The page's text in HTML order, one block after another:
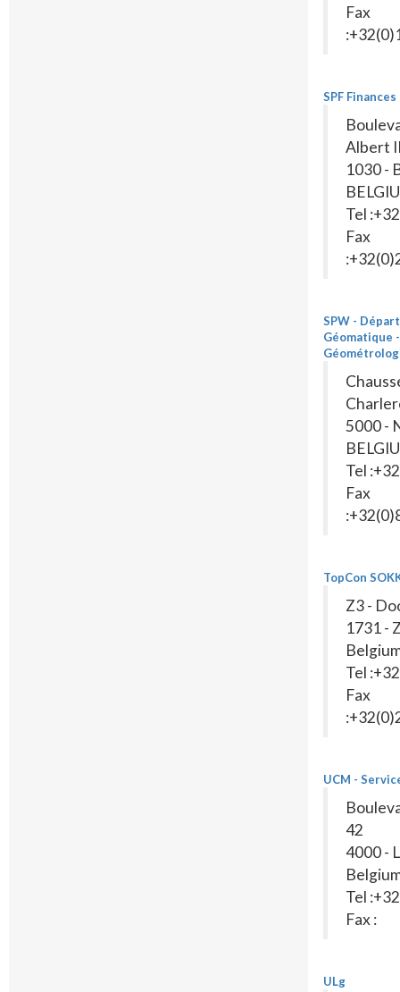
Fax
SPF Finances
Albert
1030 -
Tel
Fax
SPW -
Géomatique
5000 -
Tel
Fax
TopCon
Z3 -
1731 -
Tel
Fax
UCM -
42
4000 -
Tel
Fax :
ULg